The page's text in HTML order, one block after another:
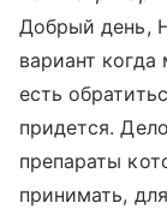
Добрый день,
вариант
есть
придется.
препараты
принимать,